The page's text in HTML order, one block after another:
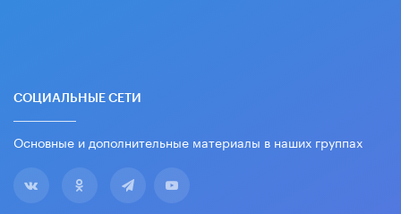
СОЦИАЛЬНЫЕ СЕТИ
Основные и дополнительные материалы в наших группах